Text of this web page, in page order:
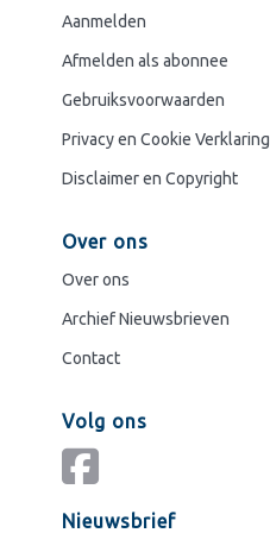
Aanmelden
Afmelden als abonnee
Gebruiksvoorwaarden
Privacy en Cookie Verklaring
Disclaimer en Copyright
Over ons
Over ons
Archief Nieuwsbrieven
Contact
Volg ons
Nieuwsbrief